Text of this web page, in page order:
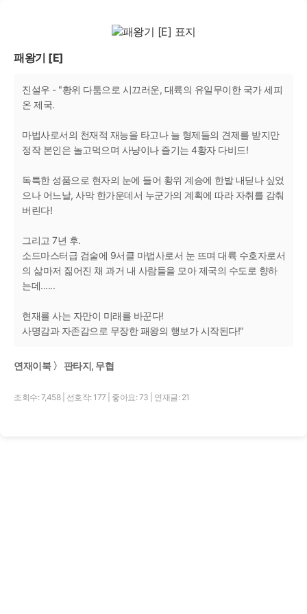
패왕기 [E]
진설우 - "황위 다툼으로 시끄러운, 대륙의 유일무이한 국가 세피
온 제국.
마법사로서의 천재적 재능을 타고나 늘 형제들의 견제를 받지만
정작 본인은 놀고먹으며 사냥이나 즐기는 4황자 다비드!
독특한 성품으로 현자의 눈에 들어 황위 계승에 한발 내딛나 싶었
으나 어느날, 사막 한가운데서 누군가의 계획에 따라 자취를 감춰
버린다!
그리고 7년 후.
소드마스터급 검술에 9서클 마법사로서 눈 뜨며 대륙 수호자로서
의 삶마저 짊어진 채 과거 내 사람들을 모아 제국의 수도로 향하
는데......
현재를 사는 자만이 미래를 바꾼다!
사명감과 자존감으로 무장한 패왕의 행보가 시작된다!"
연재이북 〉 판타지, 무협
조회수: 7,458 선호작: 177 좋아요: 73 연재글: 21